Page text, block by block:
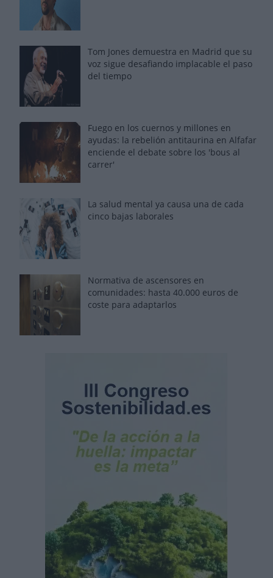
Tom Jones demuestra en Madrid que su
voz sigue desafiando implacable el paso
del tiempo
Fuego en los cuernos y millones en
ayudas: la rebelión antitaurina en Alfafar
enciende el debate sobre los 'bous al
carrer'
La salud mental ya causa una de cada
cinco bajas laborales
Normativa de ascensores en
comunidades: hasta 40.000 euros de
coste para adaptarlos